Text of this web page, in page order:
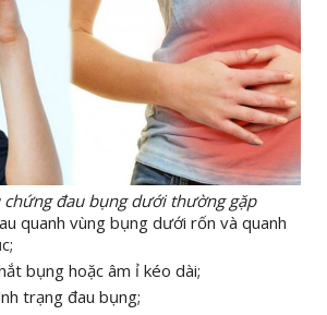
đau bụng dưới thường gặp
quanh vùng bụng dưới rốn và quanh
bụng hoặc âm ỉ kéo dài;
trạng đau bụng;